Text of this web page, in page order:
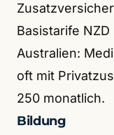
Basistarife
Australien:
oft mit
250 monatlich.
Bildung